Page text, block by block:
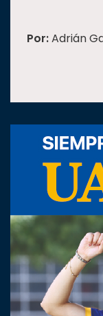
Por:Adrián